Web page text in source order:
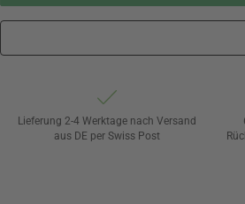
Lieferung 2-4 Werktage nach Versand
aus DE per Swiss Post